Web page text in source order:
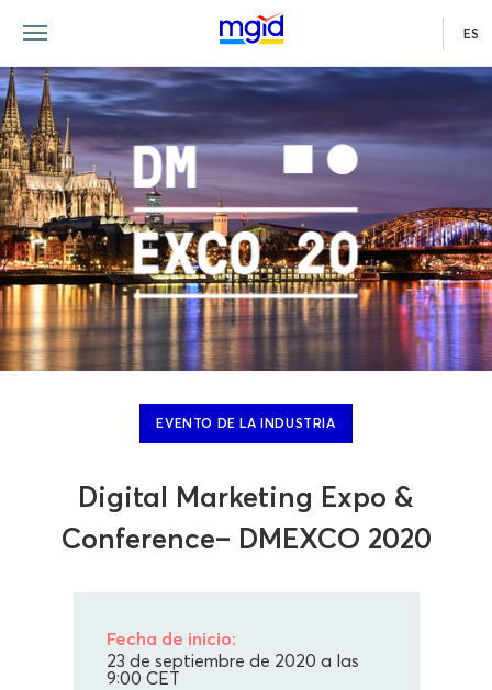
ES
Digital Marketing Expo &
Conference– DMEXCO 2020
Fecha de inicio:
23 de septiembre de 2020 a las
9:00 CET
EVENTO DE LA INDUSTRIA